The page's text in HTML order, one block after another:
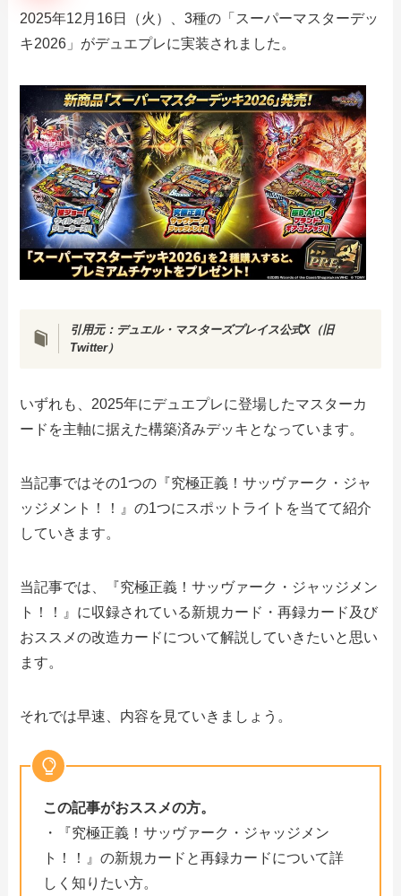
2025年12月16日（火）、3種の「スーパーマスターデッ
キ2026」がデュエプレに実装されました。
引用元： デュエル・マスターズプレイス公式X（旧
Twitter）
いずれも、2025年にデュエプレに登場したマスターカ
ードを主軸に据えた構築済みデッキとなっています。
当記事ではその1つの『究極正義！サッヴァーク・ジャ
ッジメント！！』の1つにスポットライトを当てて紹介
していきます。
当記事では、『究極正義！サッヴァーク・ジャッジメン
ト！！』に収録されている新規カード・再録カード及び
おススメの改造カードについて解説していきたいと思い
ます。
それでは早速、内容を見ていきましょう。
この記事がおススメの方。
・『究極正義！サッヴァーク・ジャッジメン
ト！！』の新規カードと再録カードについて詳
しく知りたい方。